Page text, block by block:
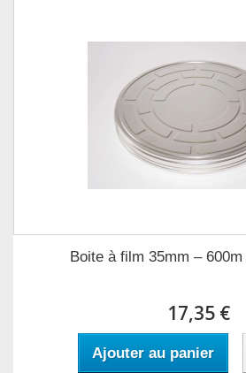
Boite à film 35mm –
17,35 €
Ajouter au panier